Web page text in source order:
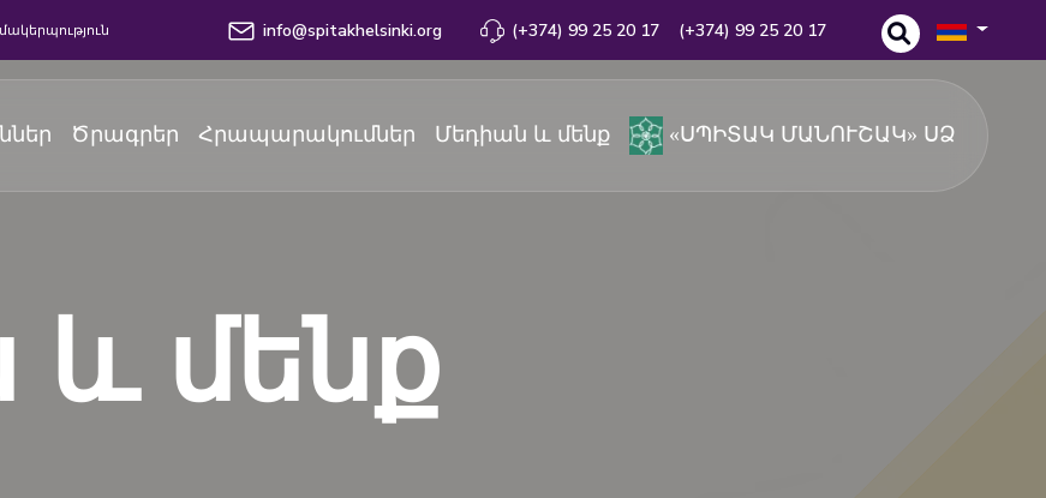
info@spitakhelsinki.org (+374) 99 25 20 17 (+374) 99 25 20 17
Ծրագրեր Հրապարակումներ Մեդիան և մենք «ՍՊԻՏԱԿ ՄԱՆՈՒՇԱԿ» ՍՁ
և մենք